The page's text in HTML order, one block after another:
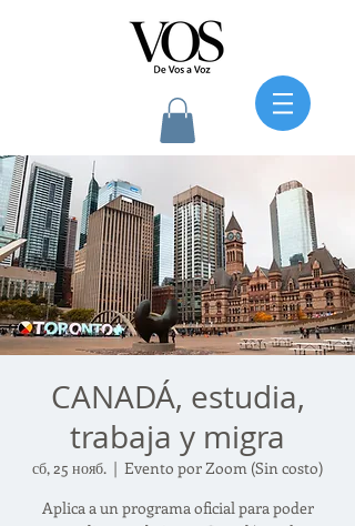
CANADÁ, estudia,
trabaja y migra
сб, 25 нояб.
  |
Evento por Zoom (Sin costo)
Aplica a un programa oficial para poder